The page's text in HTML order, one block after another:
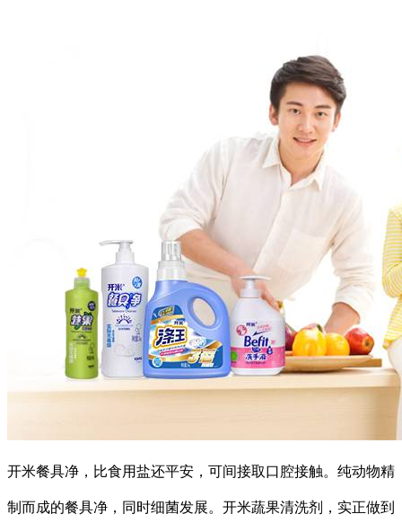
开米餐具净，比食用盐还平安，可间接取口腔接触。纯动物精
制而成的餐具净，同时细菌发展。开米蔬果清洗剂，实正做到